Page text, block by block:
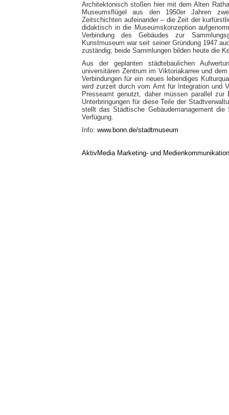
Architektonisch stoßen hier mit dem Alten
Museumsflügel aus den 1950er Jahren
Zeitschichten aufeinander – die Zeit der
didaktisch in die Museumskonzeption
Verbindung des Gebäudes zur
Kunstmuseum war seit seiner Gründung 1947
zuständig; beide Sammlungen bilden heute die
Aus der geplanten städtebaulichen
universitären Zentrum im Viktoriakarree und
Verbindungen für ein neues lebendiges
wird zurzeit durch vom Amt für Integration und
Presseamt genutzt, daher müssen parallel
Unterbringungen für diese Teile der
stellt das Städtische Gebäudemanagement
Verfügung.
Info: www.bonn.de/stadtmuseum
AktivMedia Marketing- und